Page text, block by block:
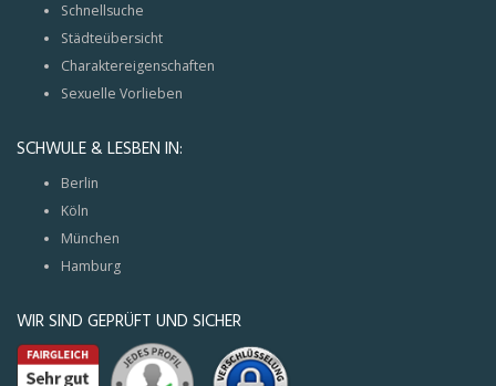
Schnellsuche
Städteübersicht
Charaktereigenschaften
Sexuelle Vorlieben
SCHWULE & LESBEN IN:
Berlin
Köln
München
Hamburg
WIR SIND GEPRÜFT UND SICHER